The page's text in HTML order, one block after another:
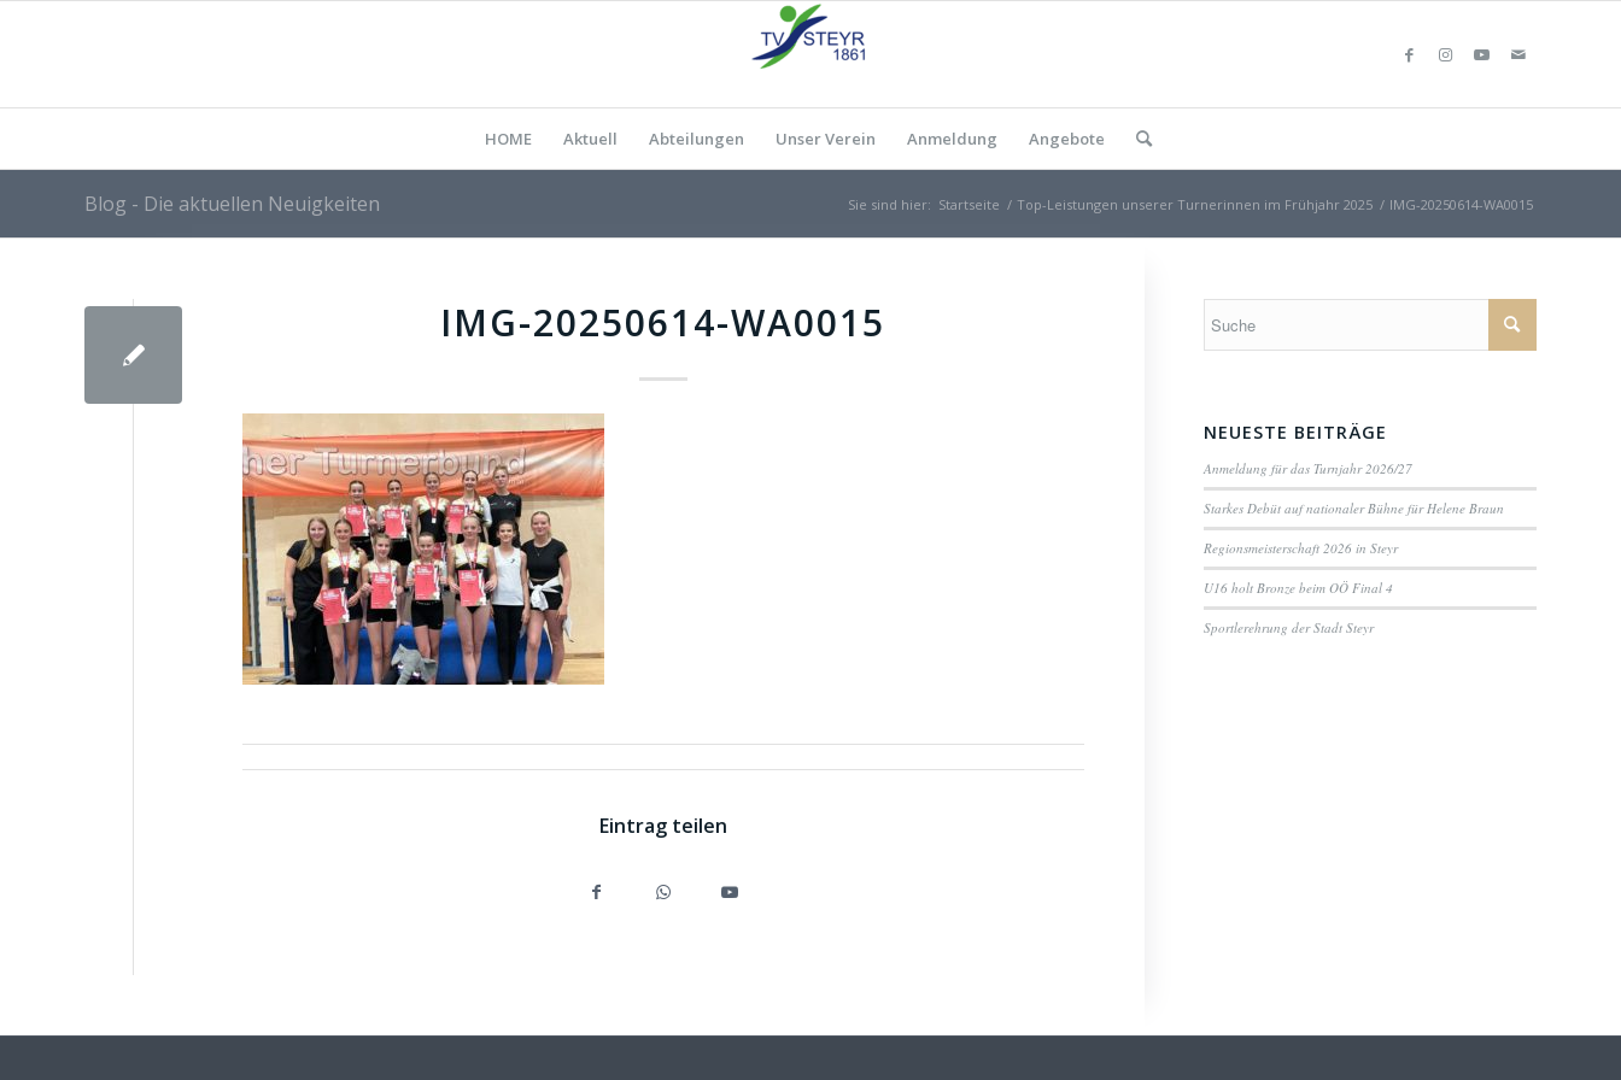
HOME Aktuell Abteilungen Unser Verein Anmeldung Angebote
Blog - Die aktuellen Neuigkeiten Sie sind hier: Startseite / Top-Leistungen unserer Turnerinnen im Frühjahr 2025 / IMG-20250614-WA0015
IMG-20250614-WA0015
Eintrag teilen
NEUESTE BEITRÄGE
Anmeldung für das Turnjahr 2026/27
Starkes Debüt auf nationaler Bühne für Helene Braun
Regionsmeisterschaft 2026 in Steyr
U16 holt Bronze beim OÖ Final 4
Sportlerehrung der Stadt Steyr